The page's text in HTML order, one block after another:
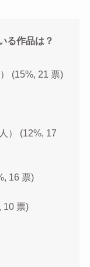
る作品は？
(15%, 21 票)
） (12%, 17
16 票)
10 票)